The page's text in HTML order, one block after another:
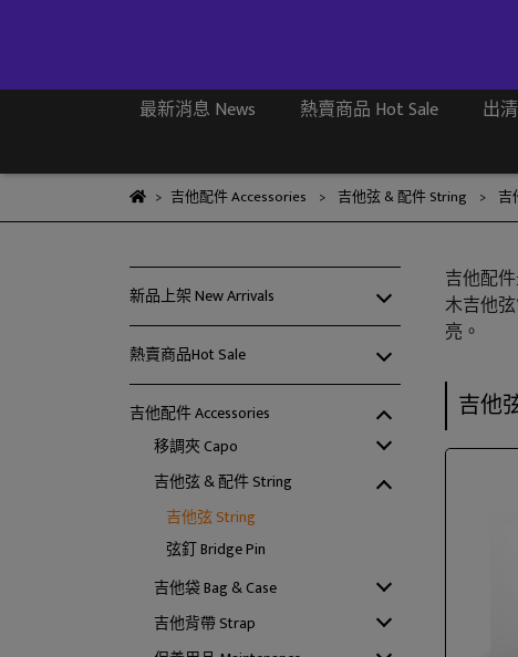
最新消息 News 熱賣商品 Hot Sale 出
吉他配件 Accessories 吉他弦 & 配件 String 吉
新品上架 New Arrivals
熱賣商品Hot Sale
吉他配件 Accessories
移調夾 Capo
吉他弦 & 配件 String
吉他弦 String
弦釘 Bridge Pin
吉他袋 Bag & Case
吉他背帶 Strap
吉他配
木吉他
亮。
吉他